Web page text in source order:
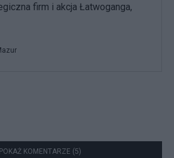
firm i akcja Łatwoganga,
POKAŻ KOMENTARZE (5)